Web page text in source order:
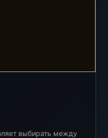
выбирать между